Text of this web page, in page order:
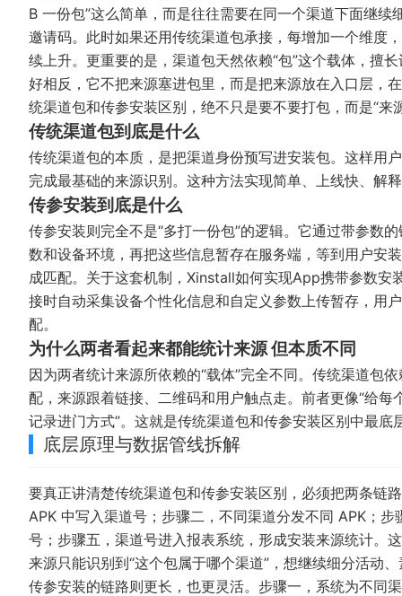
B 一份包”这么简单，而是往往需要在同一个渠道下面继
邀请码。此时如果还用传统渠道包承接，每增加一个维度
续上升。更重要的是，渠道包天然依赖“包”这个载体，擅
好相反，它不把来源塞进包里，而是把来源放在入口层，
统渠道包和传参安装区别，绝不只是要不要打包，而是“来
传统渠道包到底是什么
传统渠道包的本质，是把渠道身份预写进安装包。这样用
完成最基础的来源识别。这种方法实现简单、上线快、解
传参安装到底是什么
传参安装则完全不是“多打一份包”的逻辑。它通过带参数
数和设备环境，再把这些信息暂存在服务端，等到用户安
成匹配。关于这套机制， Xinstall如何实现App携带参数安
接时自动采集设备个性化信息和自定义参数上传暂存，
配。
为什么两者看起来都能统计来源 但本质不同
因为两者统计来源所依赖的“载体”完全不同。传统渠道包
配，来源跟着链接、二维码和用户触点走。前者更像“给
记录进门方式”。这就是传统渠道包和传参安装区别中最底
底层原理与数据管线拆解
要真正讲清楚传统渠道包和传参安装区别，必须把两条链
APK 中写入渠道号；步骤二，不同渠道分发不同 APK；
号；步骤五，渠道号进入报表系统，形成安装来源统计。
来源只能识别到“这个包属于哪个渠道”，想继续细分活动
传参安装的链路则更长，也更灵活。步骤一，系统为不同